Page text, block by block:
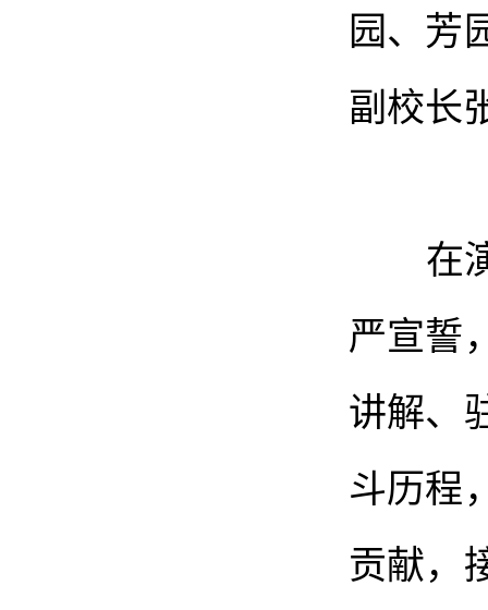
园、芳
副校长
在演
严宣誓
讲解、
斗历程
贡献，